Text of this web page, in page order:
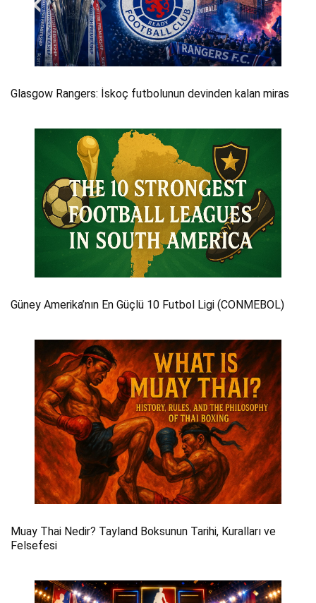
Glasgow Rangers: İskoç futbolunun devinden kalan miras
Güney Amerika’nın En Güçlü 10 Futbol Ligi (CONMEBOL)
Muay Thai Nedir? Tayland Boksunun Tarihi, Kuralları ve
Felsefesi